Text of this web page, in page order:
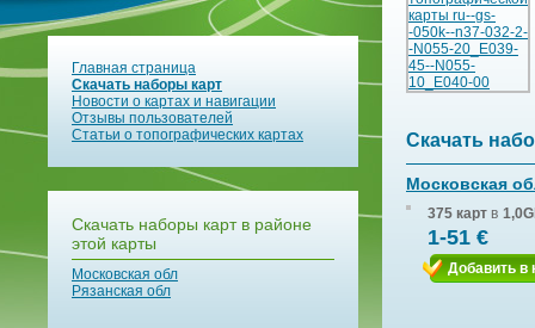
Главная страница
Скачать наборы карт
Новости о картах и навигации
Отзывы пользователей
Статьи о топографических картах
Скачать наборы карт в районе
этой карты
Московская обл
Рязанская обл
Скачать
Московская
375 карт в
1-51 €
Добавить в